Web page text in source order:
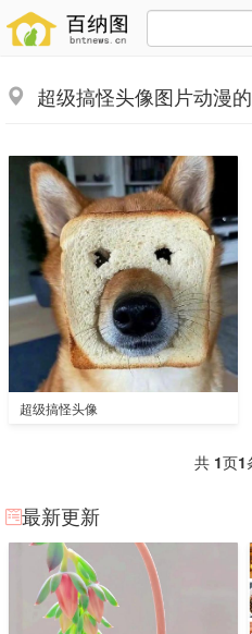
超级搞怪头像图片动漫
超级搞怪头像
共 1页1
最新更新